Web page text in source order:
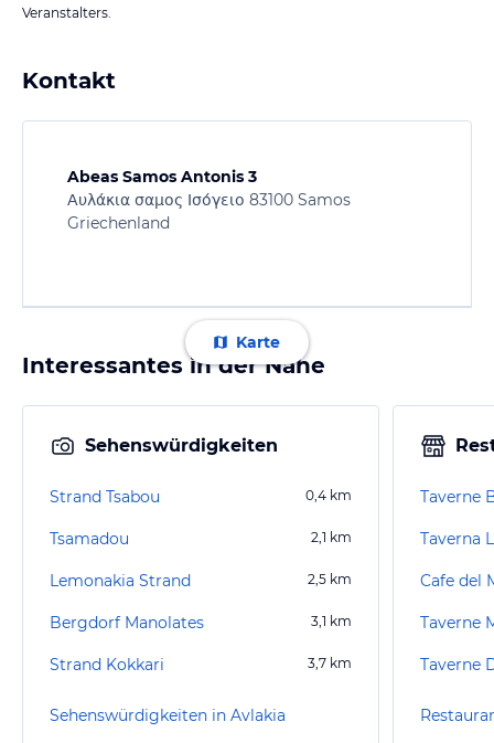
Veranstalters.
Kontakt
Abeas Samos Antonis 3
Αυλάκια σαμος Ισόγειο 83100 Samos
Griechenland
Karte
Interessantes in der Nähe
Sehenswürdigkeiten
Strand Tsabou 0,4 km
Tsamadou 2,1 km
Lemonakia Strand 2,5 km
Bergdorf Manolates 3,1 km
Strand Kokkari 3,7 km
Sehenswürdigkeiten in Avlakia
Taverne
Taverna
Cafe del
Taverne
Taverne